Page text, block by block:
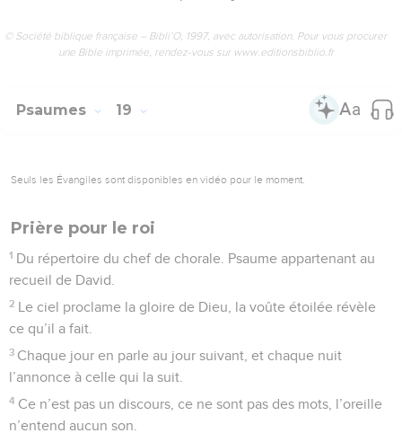
© Société biblique française – Bibli’O, 1997, avec autorisation. Pour vous procurer
une Bible imprimée, rendez-vous sur www.editionsbiblio.fr
Psaumes 19
Seuls les Évangiles sont disponibles en vidéo pour le moment.
Prière pour le roi
1 Du répertoire du chef de chorale. Psaume appartenant au
recueil de David.
2 Le ciel proclame la gloire de Dieu, la voûte étoilée révèle
ce qu’il a fait.
3 Chaque jour en parle au jour suivant, et chaque nuit
l’annonce à celle qui la suit.
4 Ce n’est pas un discours, ce ne sont pas des mots, l’oreille
n’entend aucun son.